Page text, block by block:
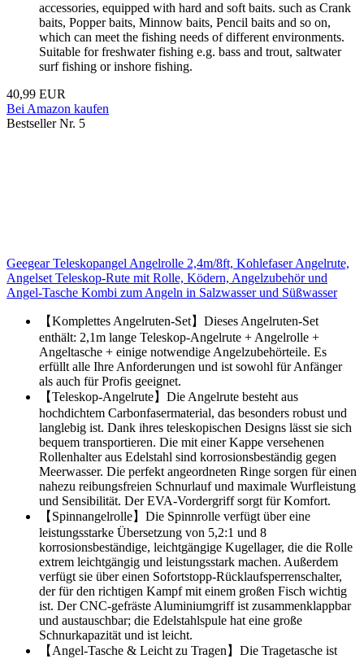
accessories, equipped with hard and soft baits. such as Crank
baits, Popper baits, Minnow baits, Pencil baits and so on,
which can meet the fishing needs of different environments.
Suitable for freshwater fishing e.g. bass and trout, saltwater
surf fishing or inshore fishing.
40,99 EUR
Bei Amazon kaufen
Bestseller Nr. 5
Geegear Teleskopangel Angelrolle 2,4m/8ft, Kohlefaser Angelrute,
Angelset Teleskop-Rute mit Rolle, Ködern, Angelzubehör und
Angel-Tasche Kombi zum Angeln in Salzwasser und Süßwasser
【Komplettes Angelruten-Set】Dieses Angelruten-Set
enthält: 2,1m lange Teleskop-Angelrute + Angelrolle +
Angeltasche + einige notwendige Angelzubehörteile. Es
erfüllt alle Ihre Anforderungen und ist sowohl für Anfänger
als auch für Profis geeignet.
【Teleskop-Angelrute】Die Angelrute besteht aus
hochdichtem Carbonfasermaterial, das besonders robust und
langlebig ist. Dank ihres teleskopischen Designs lässt sie sich
bequem transportieren. Die mit einer Kappe versehenen
Rollenhalter aus Edelstahl sind korrosionsbeständig gegen
Meerwasser. Die perfekt angeordneten Ringe sorgen für einen
nahezu reibungsfreien Schnurlauf und maximale Wurfleistung
und Sensibilität. Der EVA-Vordergriff sorgt für Komfort.
【Spinnangelrolle】Die Spinnrolle verfügt über eine
leistungsstarke Übersetzung von 5,2:1 und 8
korrosionsbeständige, leichtgängige Kugellager, die die Rolle
extrem leichtgängig und leistungsstark machen. Außerdem
verfügt sie über einen Sofortstopp-Rücklaufsperrenschalter,
der für den richtigen Kampf mit einem großen Fisch wichtig
ist. Der CNC-gefräste Aluminiumgriff ist zusammenklappbar
und austauschbar; die Edelstahlspule hat eine große
Schnurkapazität und ist leicht.
【Angel-Tasche & Leicht zu Tragen】Die Tragetasche ist